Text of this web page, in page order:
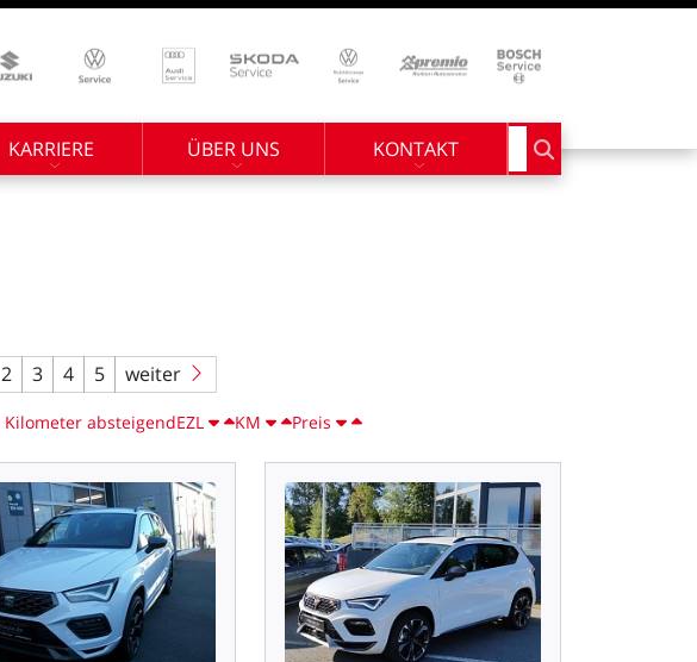
KARRIERE ÜBER UNS KONTAKT Suchbegriff
2 3 4 5 weiter
Kilometer absteigendEZL KM Preis